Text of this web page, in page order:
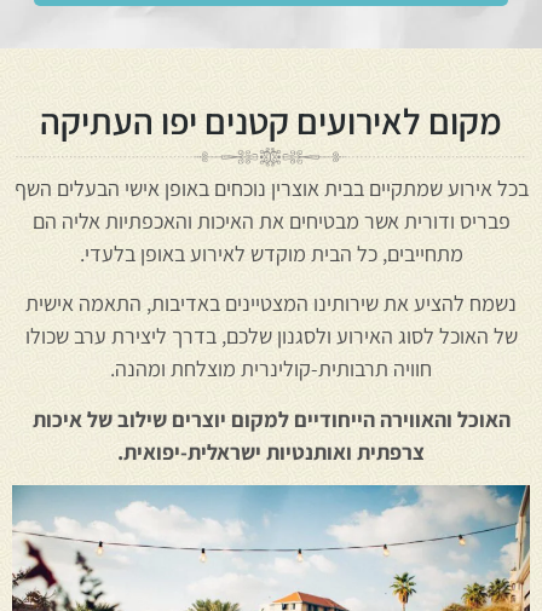
מקום לאירועים קטנים יפו העתיקה
בכל אירוע שמתקיים בבית אוצרין נוכחים באופן אישי הבעלים השף
פבריס ודורית אשר מבטיחים את האיכות והאכפתיות אליה הם
מתחייבים, כל הבית מוקדש לאירוע באופן בלעדי.
נשמח להציע את שירותינו המצטיינים באדיבות, התאמה אישית
של האוכל לסוג האירוע ולסגנון שלכם, בדרך ליצירת ערב שכולו
חוויה תרבותית-קולינרית מוצלחת ומהנה.
האוכל והאווירה הייחודיים למקום יוצרים שילוב של איכות
צרפתית ואותנטיות ישראלית-יפואית.